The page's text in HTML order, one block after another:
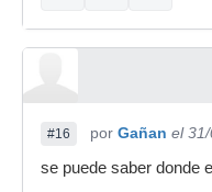
#16 por Gañan el
se puede saber donde